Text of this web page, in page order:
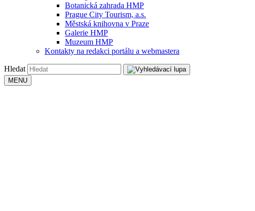
Botanická zahrada HMP
Prague City Tourism, a.s.
Městská knihovna v Praze
Galerie HMP
Muzeum HMP
Kontakty na redakci portálu a webmastera
Hledat
MENU